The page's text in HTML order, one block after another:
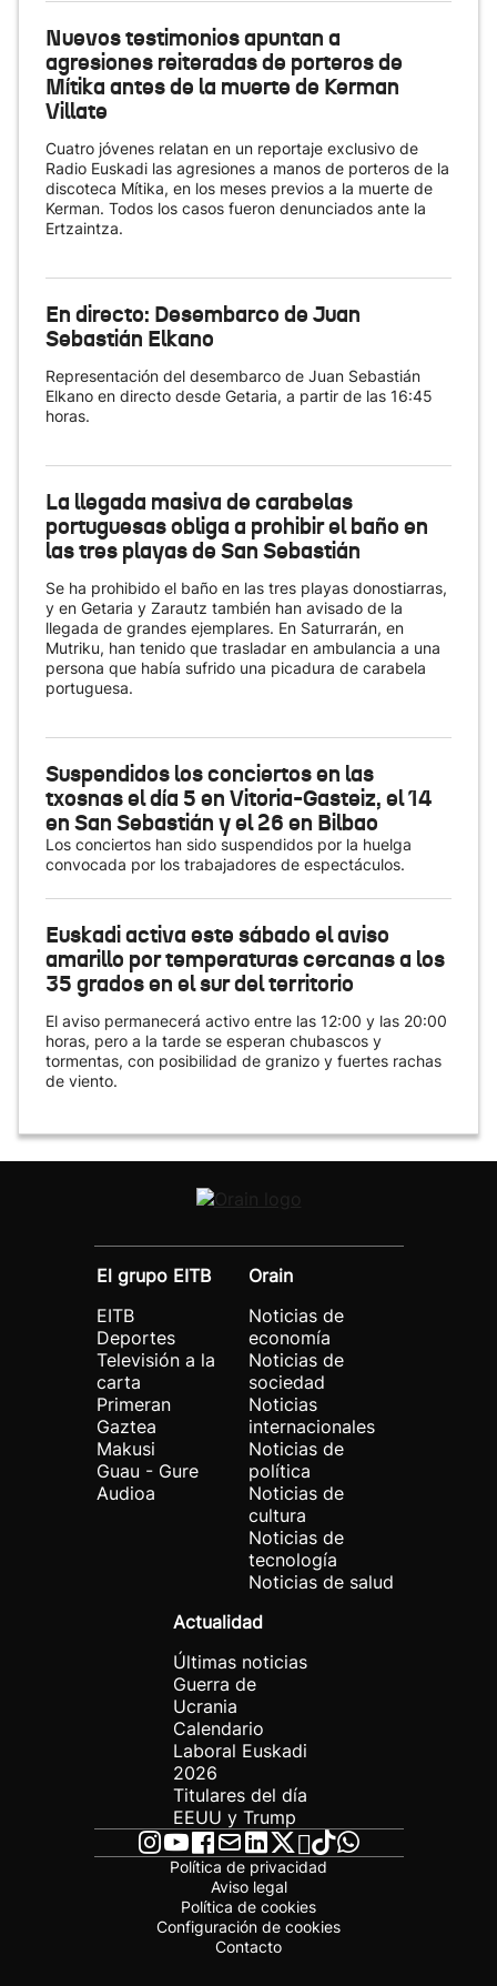
Nuevos testimonios apuntan a
agresiones reiteradas de porteros de
Mítika antes de la muerte de Kerman
Villate
Cuatro jóvenes relatan en un reportaje exclusivo de
Radio Euskadi las agresiones a manos de porteros de la
discoteca Mítika, en los meses previos a la muerte de
Kerman. Todos los casos fueron denunciados ante la
Ertzaintza.
En directo: Desembarco de Juan
Sebastián Elkano
Representación del desembarco de Juan Sebastián
Elkano en directo desde Getaria, a partir de las 16:45
horas.
La llegada masiva de carabelas
portuguesas obliga a prohibir el baño en
las tres playas de San Sebastián
Se ha prohibido el baño en las tres playas donostiarras,
y en Getaria y Zarautz también han avisado de la
llegada de grandes ejemplares. En Saturrarán, en
Mutriku, han tenido que trasladar en ambulancia a una
persona que había sufrido una picadura de carabela
portuguesa.
Suspendidos los conciertos en las
txosnas el día 5 en Vitoria-Gasteiz, el 14
en San Sebastián y el 26 en Bilbao
Los conciertos han sido suspendidos por la huelga
convocada por los trabajadores de espectáculos.
Euskadi activa este sábado el aviso
amarillo por temperaturas cercanas a los
35 grados en el sur del territorio
El aviso permanecerá activo entre las 12:00 y las 20:00
horas, pero a la tarde se esperan chubascos y
tormentas, con posibilidad de granizo y fuertes rachas
de viento.
El grupo EITB
EITB
Deportes
Televisión a la
carta
Primeran
Gaztea
Makusi
Guau - Gure
Audioa
Orain
Noticias de
economía
Noticias de
sociedad
Noticias
internacionales
Noticias de
política
Noticias de
cultura
Noticias de
tecnología
Noticias de salud
Actualidad
Últimas noticias
Guerra de
Ucrania
Calendario
Laboral Euskadi
2026
Titulares del día
EEUU y Trump
Política de privacidad
Aviso legal
Política de cookies
Configuración de cookies
Contacto